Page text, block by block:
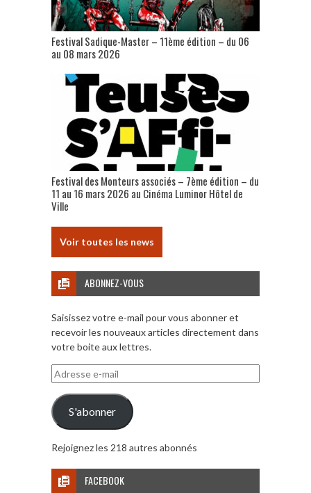
Festival Sadique-Master – 11ème édition – du 06
au 08 mars 2026
Festival des Monteurs associés – 7ème édition – du
11 au 16 mars 2026 au Cinéma Luminor Hôtel de
Ville
Voir toutes les news
ABONNEZ-VOUS
Saisissez votre e-mail pour vous abonner et
recevoir les nouveaux articles directement dans
votre boite aux lettres.
Adresse
e-
mail
S'abonner
Rejoignez les 218 autres abonnés
FACEBOOK